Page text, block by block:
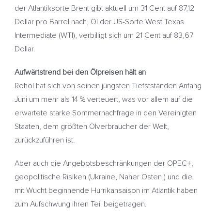
der Atlantiksorte Brent gibt aktuell um 31 Cent auf 87,12
Dollar pro Barrel nach, Öl der US-Sorte West Texas
Intermediate (WTI), verbilligt sich um 21 Cent auf 83,67
Dollar.
Aufwärtstrend bei den Ölpreisen hält an
Rohöl hat sich von seinen jüngsten Tiefstständen Anfang
Juni um mehr als 14 % verteuert, was vor allem auf die
erwartete starke Sommernachfrage in den Vereinigten
Staaten, dem größten Ölverbraucher der Welt,
zurückzuführen ist.
Aber auch die Angebotsbeschränkungen der OPEC+,
geopolitische Risiken (Ukraine, Naher Osten,) und die
mit Wucht beginnende Hurrikansaison im Atlantik haben
zum Aufschwung ihren Teil beigetragen.